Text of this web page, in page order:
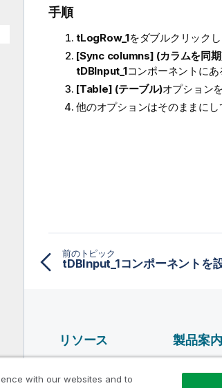
手順
tLogRow_1をダブルクリックし
[Sync columns] (カラムを同
tDBInput_1コンポーネントにあ
[Table] (テーブル)オプション
他のオプションはそのままにし
前のトピック
tDBInput_1コンポーネントを
リソース
Qlik Developer
製品案内
品質
with our websites and to